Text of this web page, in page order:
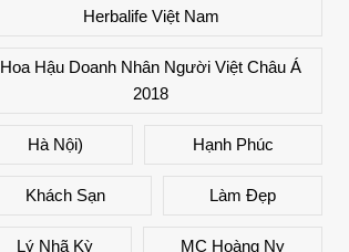
Herbalife Việt Nam
Hoa Hậu Doanh Nhân Người Việt Châu Á
2018
Hà Nội) Hạnh Phúc
Khách Sạn Làm Đẹp
Lý Nhã Kỳ MC Hoàng Ny